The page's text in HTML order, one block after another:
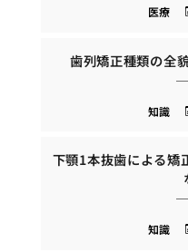
医療
歯列矯正種類の全
知識
下顎1本抜歯による矯
知識